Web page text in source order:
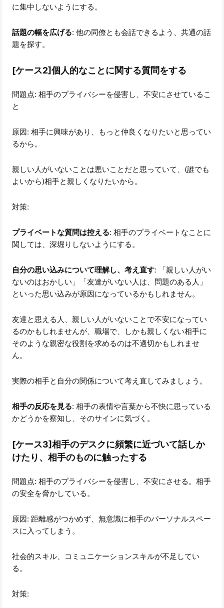
に集中しないようにする。
話題の幅を広げる: 他の同僚とも会話できるよう、共通の話
題を探す。
[ケース2]個人的なことに関する質問をする
問題点: 相手のプライバシーを侵害し、不安にさせているこ
と
原因: 相手に興味があり、もっと仲良くなりたいと思ってい
るから。
親しい人がいないことは悪いことだと思っていて、(誰でも
よいから)相手と親しくなりたいから。
対策:
プライベートな質問は控える: 相手のプライベートなことに
関しては、深堀りしないようにする。
自分の思い込みについて理解し、考え直す: 「親しい人がい
ないのはおかしい」「友達がいない人は、問題のある人」
といった思い込みが原因になっているかもしれません。
友達と思える人、親しい人がいないことで不安になってい
るのかもしれませんが、職場で、しかも親しくない相手に
そのような親密な役割を求めるのは不適切かもしれませ
ん。
実際の相手と自分の関係について考え直してみましょう。
相手の反応を見る: 相手の表情や言葉から不快に思っている
かどうかを察知し、そのサインに気づく。
[ケース3]相手のデスクに頻繁に近づいて話しか
けたり、相手のものに触ったする
問題点: 相手のプライバシーを侵害し、不安にさせる。相手
の安全を脅かしている。
原因: 距離感がつかめず、無意識に相手のパーソナルスペー
スに入ってしまう。
社会的スキル、コミュニケーションスキルが不足してい
る。
対策: